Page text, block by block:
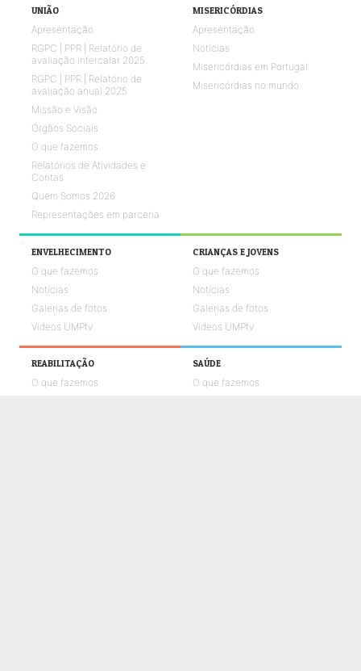
UNIÃO
Apresentação
RGPC | PPR | Relatório de
avaliação intercalar 2025
RGPC | PPR | Relatório de
avaliação anual 2025
Missão e Visão
Órgãos Sociais
O que fazemos
Relatórios de Atividades e
Contas
Quem Somos 2026
Representações em parceria
MISERICÓRDIAS
Apresentação
Notícias
Misericórdias em Portugal
Misericórdias no mundo
ENVELHECIMENTO
O que fazemos
Notícias
Galerias de fotos
Vídeos UMPtv
CRIANÇAS E JOVENS
O que fazemos
Notícias
Galerias de fotos
Vídeos UMPtv
REABILITAÇÃO
O que fazemos
SAÚDE
O que fazemos